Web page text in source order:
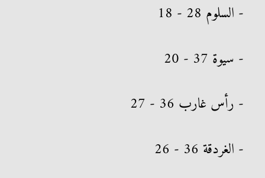
- السلوم 28 - 18
- سيوة 37 - 20
- رأس غارب 36 - 27
- الغردقة 36 - 26